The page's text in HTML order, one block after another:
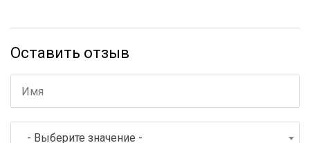
Оставить отзыв
- Выберите значение -